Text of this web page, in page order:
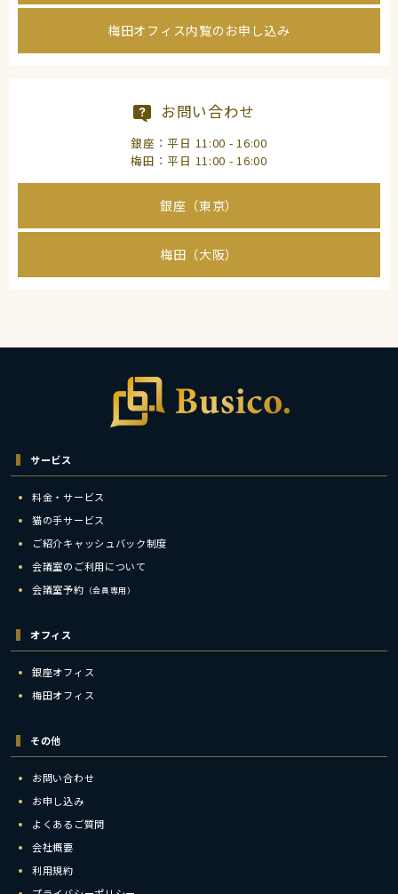
梅田オフィス内覧のお申し込み
お問い合わせ
銀座：平日 11:00 - 16:00
梅田：平日 11:00 - 16:00
銀座（東京）
梅田（大阪）
サービス
料金・サービス
猫の手サービス
ご紹介キャッシュバック制度
会議室のご利用について
会議室予約 （会員専用）
オフィス
銀座オフィス
梅田オフィス
その他
お問い合わせ
お申し込み
よくあるご質問
会社概要
利用規約